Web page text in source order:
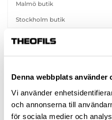
Denna webbplats använder
Vi använder
och annonserna till
för sociala medier och
Malmö butik
Stockholm butik
Snabba leveranser